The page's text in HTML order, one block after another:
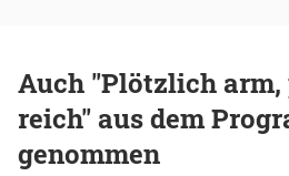
Auch "Plötzlich
reich" aus dem
genommen